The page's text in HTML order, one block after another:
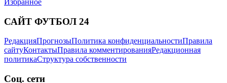
Избранное
САЙТ ФУТБОЛ 24
РедакцияПрогнозыПолитика конфиденциальностиПравила
сайтуКонтактыПравила комментированияРедакционная
политикаСтруктура собственности
Соц. сети